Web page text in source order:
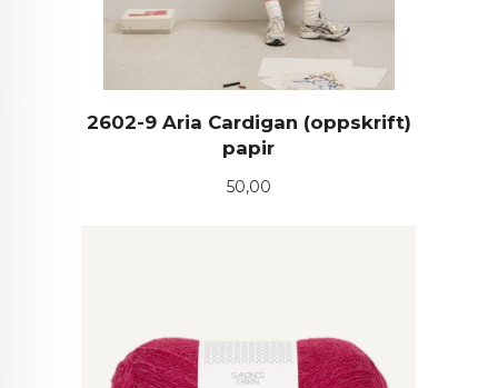
2602-9 Aria Cardigan (oppskrift)
papir
Pris
50,00